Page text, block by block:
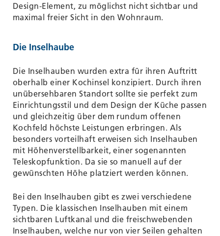
Design-Element, zu möglichst nicht sichtbar und
maximal freier Sicht in den Wohnraum.
Die Inselhaube
Die Inselhauben wurden extra für ihren Auftritt
oberhalb einer Kochinsel konzipiert. Durch ihren
unübersehbaren Standort sollte sie perfekt zum
Einrichtungsstil und dem Design der Küche passen
und gleichzeitig über dem rundum offenen
Kochfeld höchste Leistungen erbringen. Als
besonders vorteilhaft erweisen sich Inselhauben
mit Höhenverstellbarkeit, einer sogenannten
Teleskopfunktion. Da sie so manuell auf der
gewünschten Höhe platziert werden können.
Bei den Inselhauben gibt es zwei verschiedene
Typen. Die klassischen Inselhauben mit einem
sichtbaren Luftkanal und die freischwebenden
Inselhauben, welche nur von vier Seilen gehalten